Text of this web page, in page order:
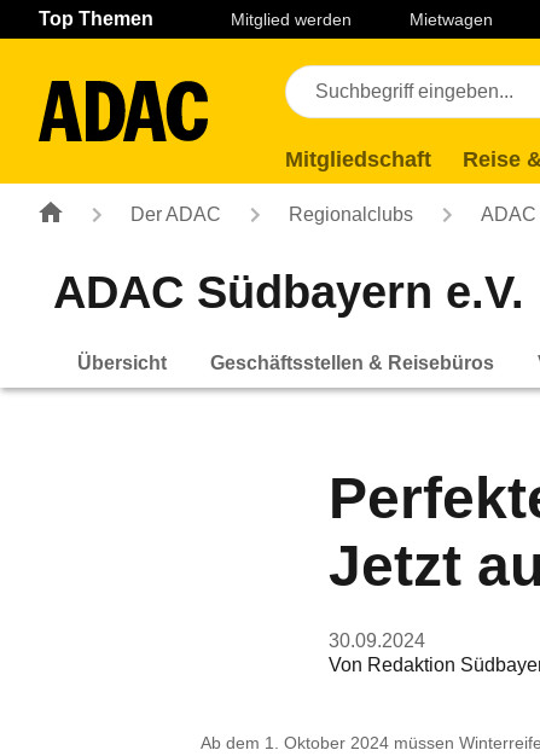
Navigation Seiteninhalt Fußzeile
Top Themen Mitglied werden Mietwagen
Mitgliedschaft Reise
Der ADAC Regionalclubs ADAC
ADAC Südbayern e.V.
Übersicht Geschäftsstellen & Reisebüros
Jetzt
30.09.2024
Von Redaktion
Ab dem 1. Oktober 2024 müssen